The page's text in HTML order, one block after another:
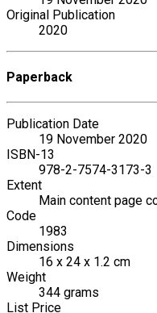
Original Publication
2020
Paperback
Publication Date
19 November 2020
ISBN-13
978-2-7574-3173-3
Extent
Main content page
Code
1983
Dimensions
16 x 24 x 1.2 cm
Weight
344 grams
List Price